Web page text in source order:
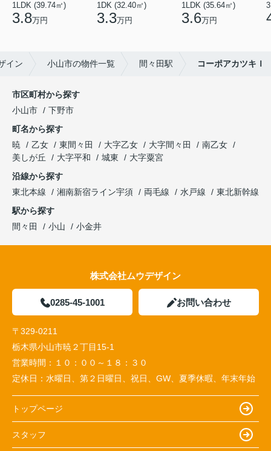
1LDK (39.74㎡)
3.8万円
1DK (32.40㎡)
3.3万円
1LDK (35.64㎡)
3.6万円
イン 小山市の物件一覧 間々田駅 コーポアカツキＩ
市区町村から探す
小山市
下野市
町名から探す
暁
乙女 東間々田 大字乙女 大字間々田
南乙女
美しが丘
大字平和 城東
大字粟宮
沿線から探す
東北本線
湘南新宿ライン宇須 両毛線 水戸線
東北新幹線
駅から探す
間々田
小山 小金井
株式会社ムウデザイン
0285-45-1001 お問い合わせ
〒329-0211
栃木県小山市暁２丁目15-1
営業時間： １０：００～１８：３０
定休日： 水曜日、第２日曜日、祝日、GW、夏季休暇、年末年始
トップページ
スタッフ